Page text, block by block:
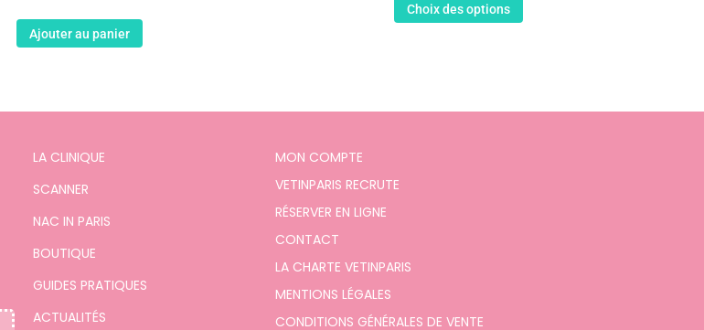
Ajouter au panier
Choix des options
LA CLINIQUE
SCANNER
NAC IN PARIS
BOUTIQUE
GUIDES PRATIQUES
ACTUALITÉS
MON COMPTE
VETINPARIS RECRUTE
RÉSERVER EN LIGNE
CONTACT
LA CHARTE VETINPARIS
MENTIONS LÉGALES
CONDITIONS GÉNÉRALES DE VENTE